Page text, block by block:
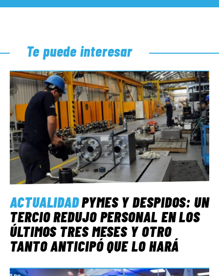
Te puede interesar
ACTUALIDADPYMES Y DESPIDOS: UN
TERCIO REDUJO PERSONAL EN LOS
ÚLTIMOS TRES MESES Y OTRO
TANTO ANTICIPÓ QUE LO HARÁ